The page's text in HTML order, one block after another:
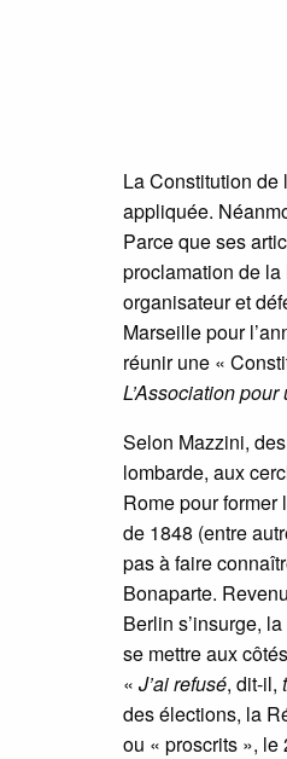
La Constitution
appliquée.
Parce que ses
proclamation de
organisateur et
Marseille pour
réunir une «
L’Association
Selon Mazzini,
lombarde, aux
Rome pour
de 1848 (entre
pas à faire
Bonaparte.
Berlin s’insurge,
se mettre aux
« J’ai refusé, dit-il,
des élections, la
ou « proscrits »,